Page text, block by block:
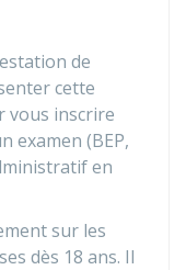
de
cette
inscrire
examen (BEP,
en
sur les
dès 18 ans. Il